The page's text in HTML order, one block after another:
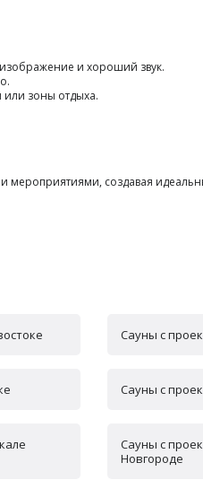
и хороший звук.
или зоны отдыха.
мероприятиями, создавая
Сауны с
Сауны с
Сауны с
Новгороде